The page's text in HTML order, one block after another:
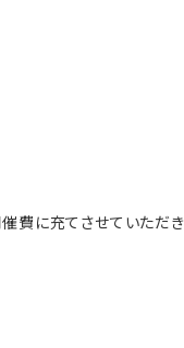
催費に充てさせていただき